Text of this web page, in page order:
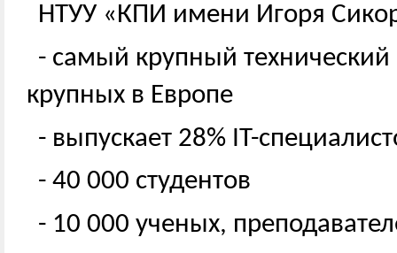
НТУУ «КПИ имени Игоря
- самый крупный
крупных в Европе
- выпускает 28% IT-
- 40 000 студентов
- 10 000 ученых,